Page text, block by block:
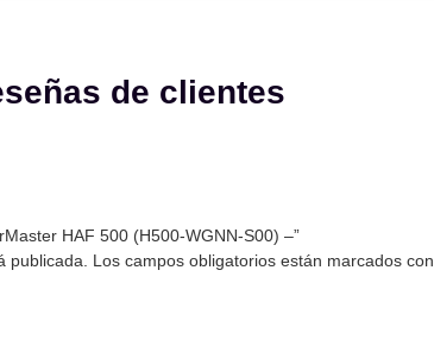
de clientes
HAF 500 (H500-WGNN-S00) –”
publicada.
Los campos obligatorios están marcados con